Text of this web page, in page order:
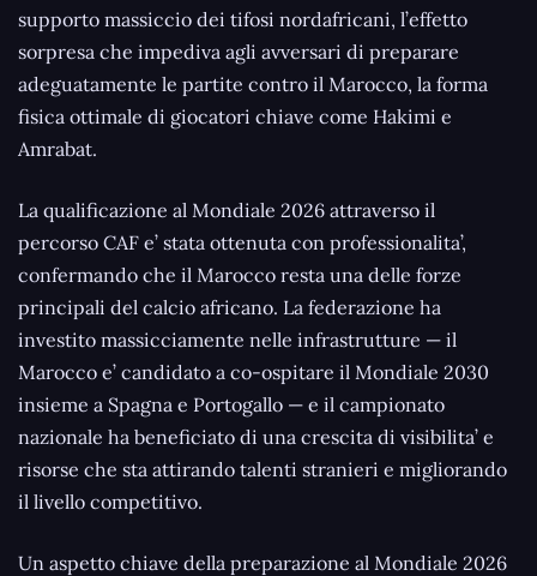
supporto massiccio dei tifosi nordafricani, l’effetto
sorpresa che impediva agli avversari di preparare
adeguatamente le partite contro il Marocco, la forma
fisica ottimale di giocatori chiave come Hakimi e
Amrabat.
La qualificazione al Mondiale 2026 attraverso il
percorso CAF e’ stata ottenuta con professionalita’,
confermando che il Marocco resta una delle forze
principali del calcio africano. La federazione ha
investito massicciamente nelle infrastrutture — il
Marocco e’ candidato a co-ospitare il Mondiale 2030
insieme a Spagna e Portogallo — e il campionato
nazionale ha beneficiato di una crescita di visibilita’ e
risorse che sta attirando talenti stranieri e migliorando
il livello competitivo.
Un aspetto chiave della preparazione al Mondiale 2026